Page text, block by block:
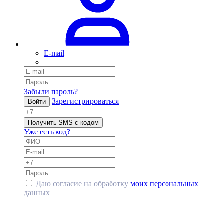
E-mail
Забыли пароль?
Войти Зарегистрироваться
Получить SMS с кодом
Уже есть код?
Даю согласие на обработку моих персональных
данных